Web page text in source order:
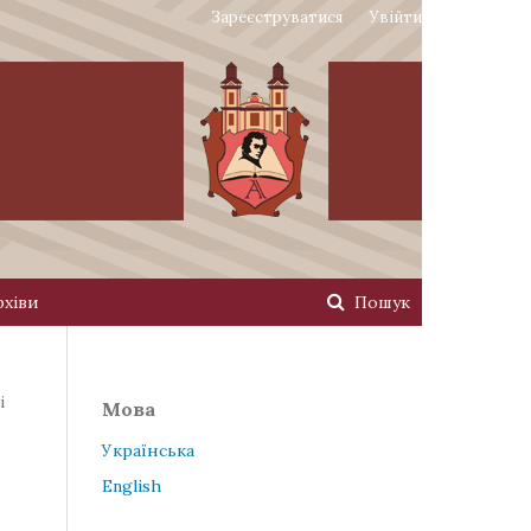
Пошук
Зареєструватися Увійти
Мова
Українська
English